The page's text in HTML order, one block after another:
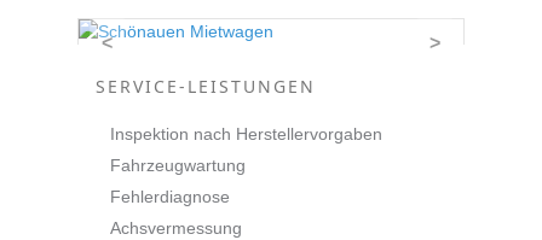
< >
SERVICE-LEISTUNGEN
Inspektion nach Herstellervorgaben
Fahrzeugwartung
Fehlerdiagnose
Achsvermessung